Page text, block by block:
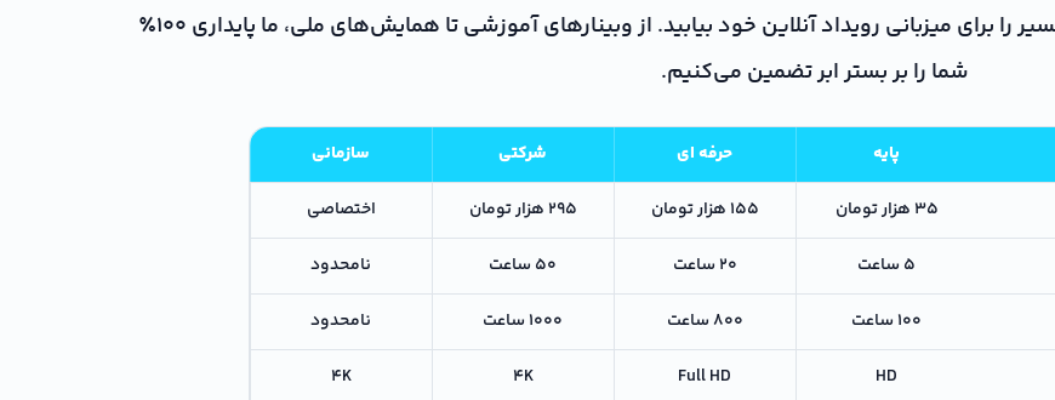
سطح دسترسی را با هم مقایسه کنید تا بهترین مسیر را برای میزبانی رویداد آنلاین خود بیابید. از وبینارهای آموزشی تا همایش‌های ملی، ما پایداری ۱۰۰٪
شما را بر بستر ابر تضمین می‌کنیم.
پایه حرفه ای شرکتی سازمانی
۳۵ هزار تومان ۱۵۵ هزار تومان ۲۹۵ هزار تومان اختصاصی
۵ ساعت ۲۰ ساعت ۵۰ ساعت نامحدود
۱۰۰ ساعت ۸۰۰ ساعت ۱۰۰۰ ساعت نامحدود
HD
Full HD
4K
4K